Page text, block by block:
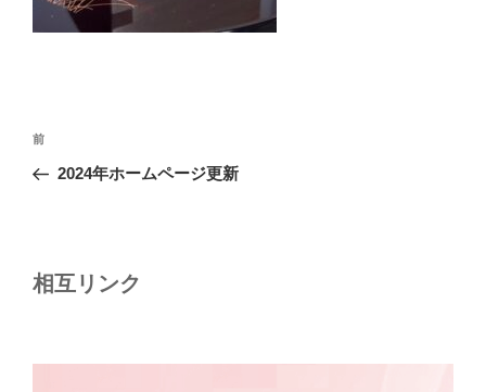
投
ナ
ー
ン
前
の
前
2024年ホームページ更新
相互リンク